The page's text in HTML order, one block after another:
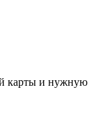
карты и нужную